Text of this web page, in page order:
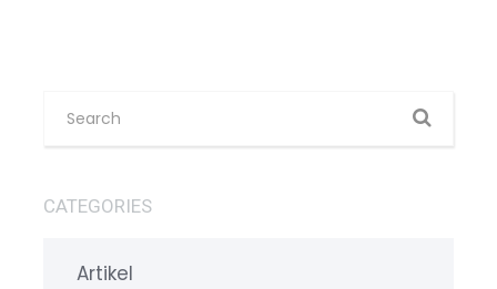
CATEGORIES
Artikel